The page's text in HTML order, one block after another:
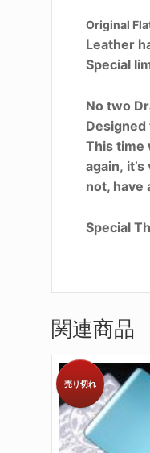
Original
Leather
Special
No two
This time
again,
not, have
Special
関連商品
売り切れ